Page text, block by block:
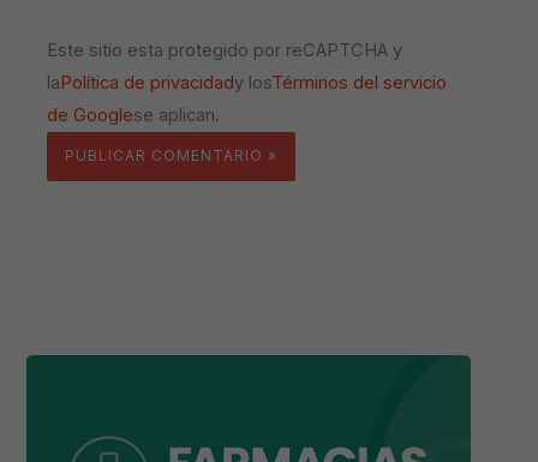
Este sitio esta protegido por reCAPTCHA y
laPolítica de privacidady losTérminos del servicio
de Googlese aplican.